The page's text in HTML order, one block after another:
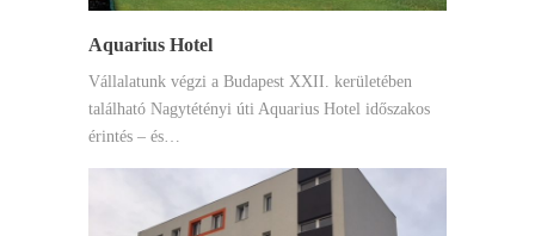
Aquarius Hotel
Vállalatunk végzi a Budapest XXII. kerületében
található Nagytétényi úti Aquarius Hotel időszakos
érintés – és…